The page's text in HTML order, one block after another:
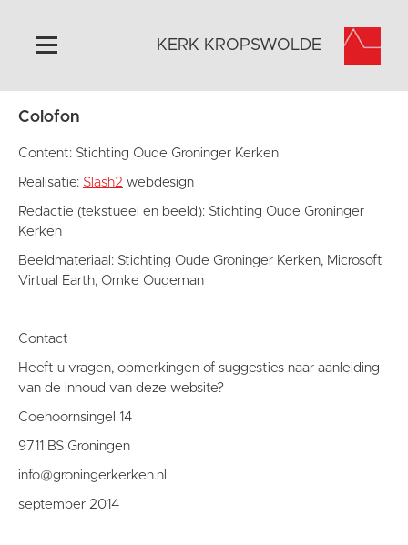
Home
Algemeen
Historie
Omgeving
Activiteiten
Steun ons
KERK KROPSWOLDE
Colofon
Content: Stichting Oude Groninger Kerken
Realisatie: Slash2 webdesign
Redactie (tekstueel en beeld): Stichting Oude Groninger
Kerken
Beeldmateriaal: Stichting Oude Groninger Kerken, Microsoft
Virtual Earth, Omke Oudeman
Contact
Heeft u vragen, opmerkingen of suggesties naar aanleiding
van de inhoud van deze website?
Coehoornsingel 14
9711 BS Groningen
info@groningerkerken.nl
september 2014